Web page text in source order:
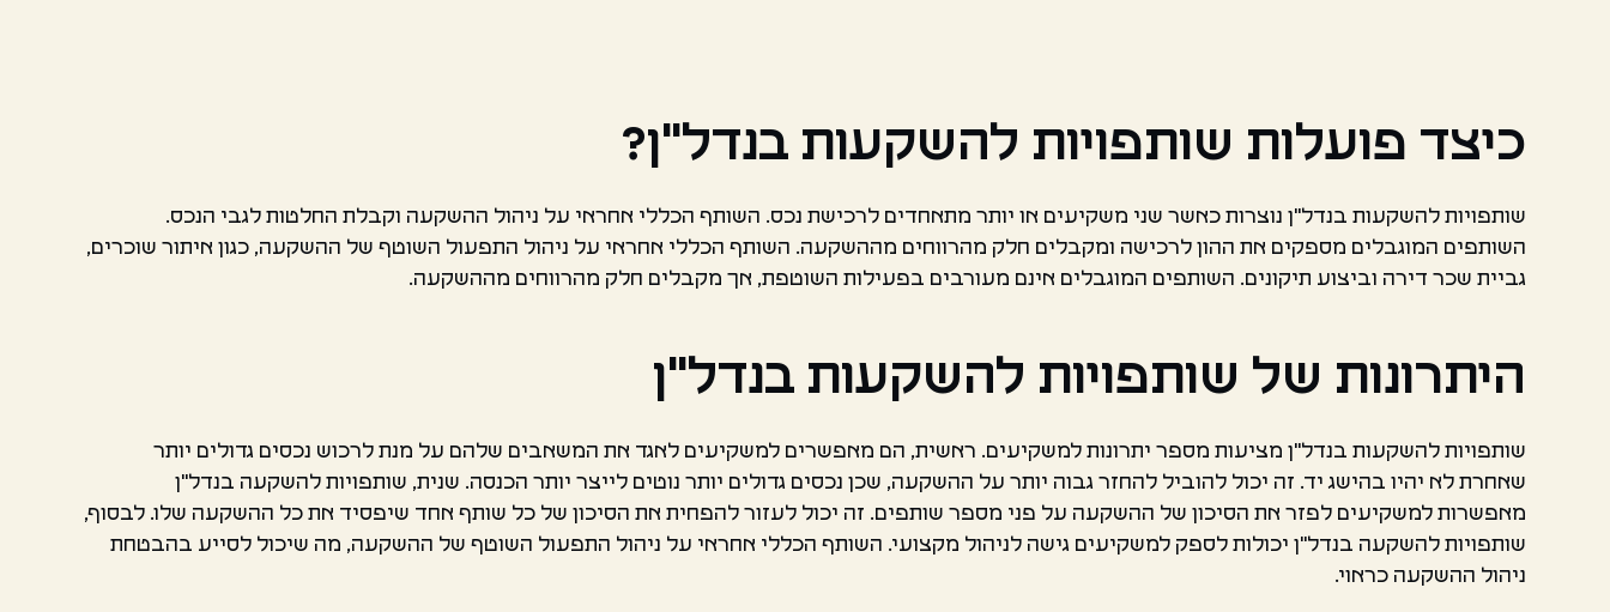
כיצד פועלות שותפויות להשקעות בנדל"ן?
שותפויות להשקעות בנדל"ן נוצרות כאשר שני משקיעים או יותר מתאחדים לרכישת נכס. השותף הכללי אחראי על ניהול ההשקעה וקבלת החלטות לגבי הנכס.
השותפים המוגבלים מספקים את ההון לרכישה ומקבלים חלק מהרווחים מההשקעה. השותף הכללי אחראי על ניהול התפעול השוטף של ההשקעה, כגון איתור שוכרים,
גביית שכר דירה וביצוע תיקונים. השותפים המוגבלים אינם מעורבים בפעילות השוטפת, אך מקבלים חלק מהרווחים מההשקעה.
היתרונות של שותפויות להשקעות בנדל"ן
שותפויות להשקעות בנדל"ן מציעות מספר יתרונות למשקיעים. ראשית, הם מאפשרים למשקיעים לאגד את המשאבים שלהם על מנת לרכוש נכסים גדולים יותר
שאחרת לא יהיו בהישג יד. זה יכול להוביל להחזר גבוה יותר על ההשקעה, שכן נכסים גדולים יותר נוטים לייצר יותר הכנסה. שנית, שותפויות להשקעה בנדל"ן
מאפשרות למשקיעים לפזר את הסיכון של ההשקעה על פני מספר שותפים. זה יכול לעזור להפחית את הסיכון של כל שותף אחד שיפסיד את כל ההשקעה שלו. לבסוף,
שותפויות להשקעה בנדל"ן יכולות לספק למשקיעים גישה לניהול מקצועי. השותף הכללי אחראי על ניהול התפעול השוטף של ההשקעה, מה שיכול לסייע בהבטחת
ניהול ההשקעה כראוי.